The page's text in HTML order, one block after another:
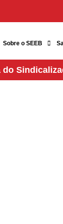
Sobre o SEEB
do